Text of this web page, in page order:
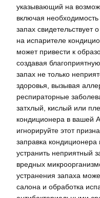
указывающий на
включая
запах свидетельствует
на испарителе
может привести к
создавая
запах не только
здоровья, вызывая
респираторные
затхлый, кислый или
кондиционера в вашей
игнорируйте этот
заправка
устранить неприятный
вредных
устранения запаха
салона и обработка